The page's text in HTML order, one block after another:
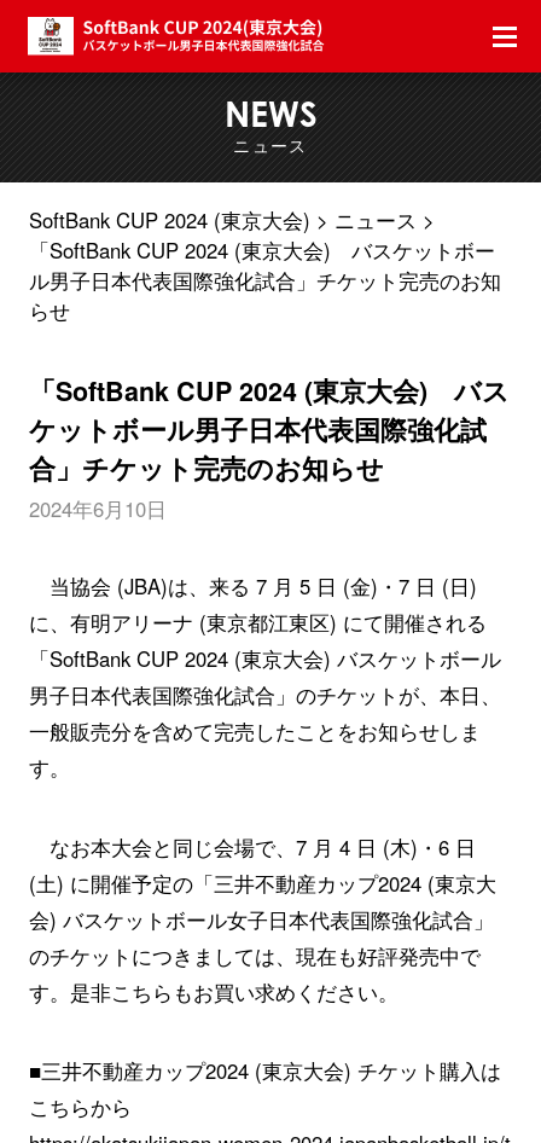
NEWS
ニュース
SoftBank CUP 2024 (東京大会)
ニュース
「SoftBank CUP 2024 (東京大会) バスケットボー
ル男子日本代表国際強化試合」チケット完売のお知
らせ
「SoftBank CUP 2024 (東京大会) バス
ケットボール男子日本代表国際強化試
合」チケット完売のお知らせ
2024年6月10日
当協会 (JBA)は、来る 7 月 5 日 (金)・7 日 (日)
に、有明アリーナ (東京都江東区) にて開催される
「SoftBank CUP 2024 (東京大会) バスケットボール
男子日本代表国際強化試合」のチケットが、本日、
一般販売分を含めて完売したことをお知らせしま
す。
なお本大会と同じ会場で、7 月 4 日 (木)・6 日
(土) に開催予定の「三井不動産カップ2024 (東京大
会) バスケットボール女子日本代表国際強化試合」
のチケットにつきましては、現在も好評発売中で
す。是非こちらもお買い求めください。
■三井不動産カップ2024 (東京大会) チケット購入は
こちらから